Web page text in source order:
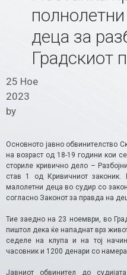
деца за
Градскиот
25 Ное
2023
by
Основното јавно обвинителство
на возраст од 18-19 години кои
сториле кривично дело –
став 1 од Кривичниот законик.
малолетни деца во судир со
согласно Законот за правда на
Тие заедно на 23 ноември, во
пиштол дека ќе нападнат врз
седеле на клупа и на тој
часовник и 1200 денари со
Јавниот обвинител до